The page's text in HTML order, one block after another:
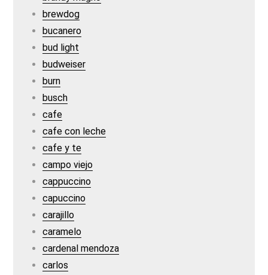
brewdog
bucanero
bud light
budweiser
burn
busch
cafe
cafe con leche
cafe y te
campo viejo
cappuccino
capuccino
carajillo
caramelo
cardenal mendoza
carlos